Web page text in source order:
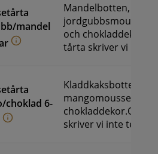
mandel
Mandelbotten,
jordgubbsmousse,
och
tårta skriver vi inte
choklad 6-
Kladdkaksbotten,
mangomousse,
chokladdekor.OBS!
skriver vi inte text på